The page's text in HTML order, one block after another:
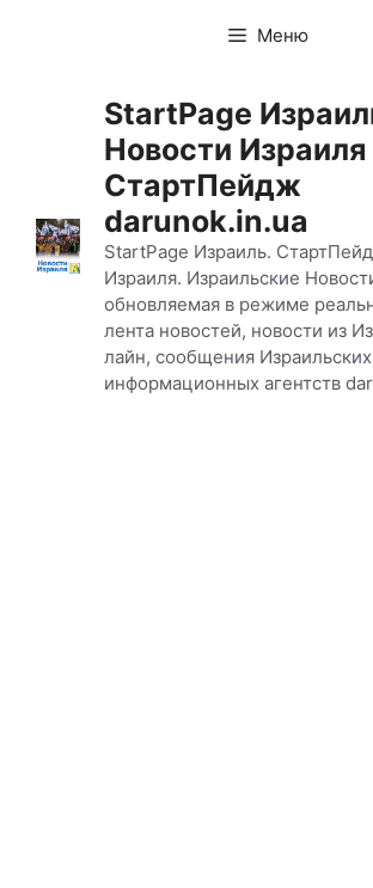
Меню
StartPage
Новости Израиля
СтартПейдж
darunok.in.ua
StartPage Израиль.
Израиля. Израильские
обновляемая в режиме
лента новостей, новости из
лайн, сообщения
информационных агентств